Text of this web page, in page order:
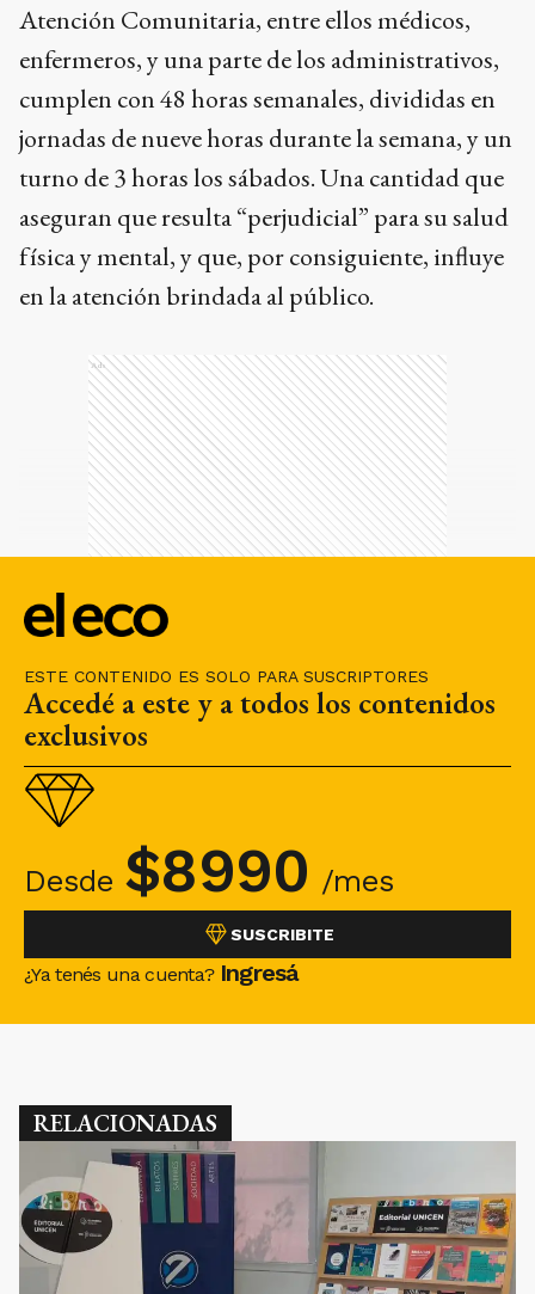
ESTE CONTENIDO ES SOLO PARA SUSCRIPTORES
Accedé a este y a todos los contenidos
exclusivos
Desde $8990 /mes
SUSCRIBITE
¿Ya tenés una cuenta? Ingresá
Atención Comunitaria, entre ellos médicos,
enfermeros, y una parte de los administrativos,
cumplen con 48 horas semanales, divididas en
jornadas de nueve horas durante la semana, y un
turno de 3 horas los sábados. Una cantidad que
aseguran que resulta “perjudicial” para su salud
física y mental, y que, por consiguiente, influye
en la atención brindada al público.
Ads
RELACIONADAS